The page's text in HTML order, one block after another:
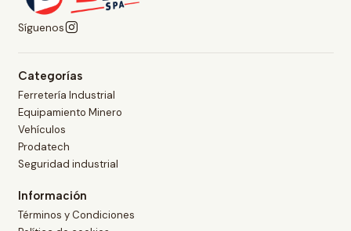
Síguenos
Categorías
Ferretería Industrial
Equipamiento Minero
Vehículos
Prodatech
Seguridad industrial
Información
Términos y Condiciones